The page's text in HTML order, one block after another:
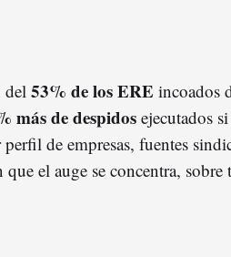
del 53% de los ERE incoados
más de despidos ejecutados
de empresas, fuentes
el auge se concentra,